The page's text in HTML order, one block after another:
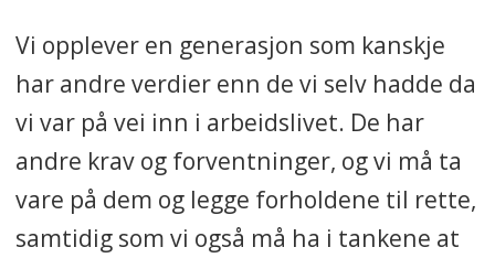
Vi opplever en generasjon som kanskje
har andre verdier enn de vi selv hadde da
vi var på vei inn i arbeidslivet. De har
andre krav og forventninger, og vi må ta
vare på dem og legge forholdene til rette,
samtidig som vi også må ha i tankene at